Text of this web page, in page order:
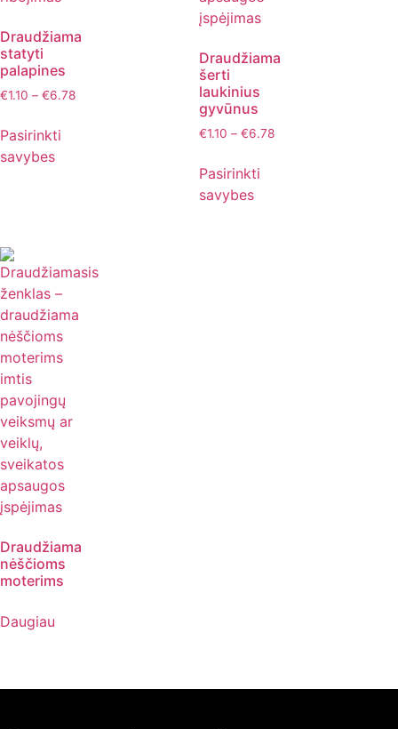
Draudžiama
statyti
palapines
€1.10 – €6.78
Pasirinkti
savybes
Draudžiama
šerti
laukinius
gyvūnus
€1.10 – €6.78
Pasirinkti
savybes
Draudžiama
nėščioms
moterims
Daugiau